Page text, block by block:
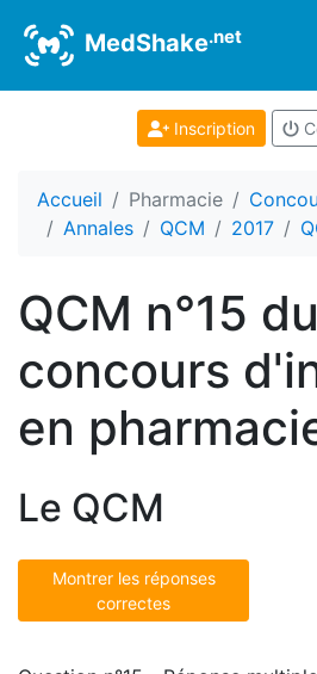
MedShake.net
Inscription
Accueil Pharmacie
Annales
QCM 2017
QCM n°15 du
concours
en
Le QCM
Montrer les réponses
correctes